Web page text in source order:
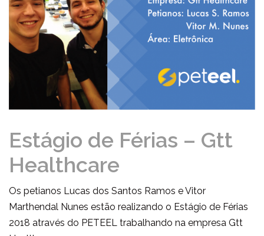
Estágio de Férias – Gtt
Healthcare
Os petianos Lucas dos Santos Ramos e Vitor
Marthendal Nunes estão realizando o Estágio de Férias
2018 através do PETEEL trabalhando na empresa Gtt